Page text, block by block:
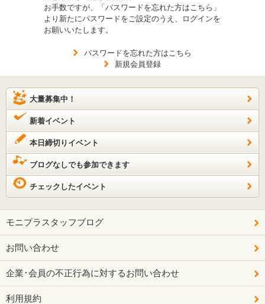
お手数ですが、「パスワードを忘れた方はこちら」
より新たにパスワードをご設定のうえ、ログインを
お願いいたします。
パスワードを忘れた方はこちら
新規会員登録
大量募集中！
新着イベント
本日締切りイベント
ブログなしでも参加できます
チェックしたイベント
モニプラスタッフブログ
お問い合わせ
企業･会員の不正行為に対するお問い合わせ
利用規約